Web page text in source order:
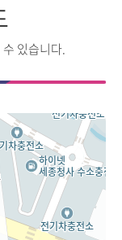
있습니다.